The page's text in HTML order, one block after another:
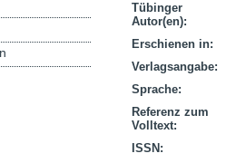
Tübinger
Autor(en):
Erschienen in:
Verlagsangabe:
Sprache:
Referenz zum
Volltext:
ISSN: